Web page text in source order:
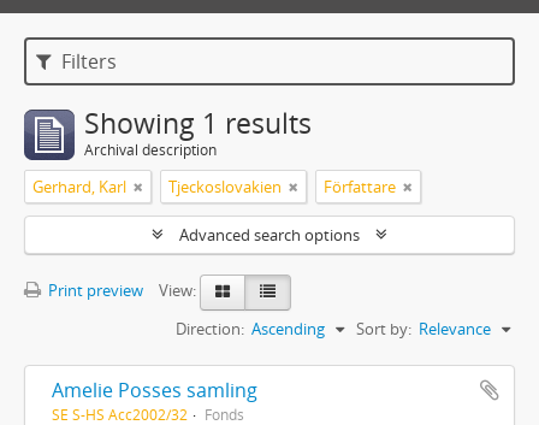
Filters
Showing 1 results
Archival description
Gerhard, Karl Tjeckoslovakien Författare
Advanced search options
Print preview
View:
Sort by: Relevance
Direction: Ascending
Amelie Posses samling
SE S-HS Acc2002/32 Fonds